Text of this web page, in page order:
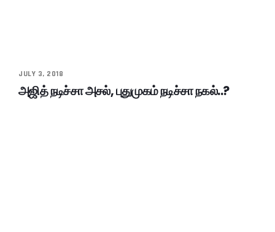
JULY 3, 2018
அஜித் நடிச்சா அசல், புதுமுகம் நடிச்சா நகல்..?